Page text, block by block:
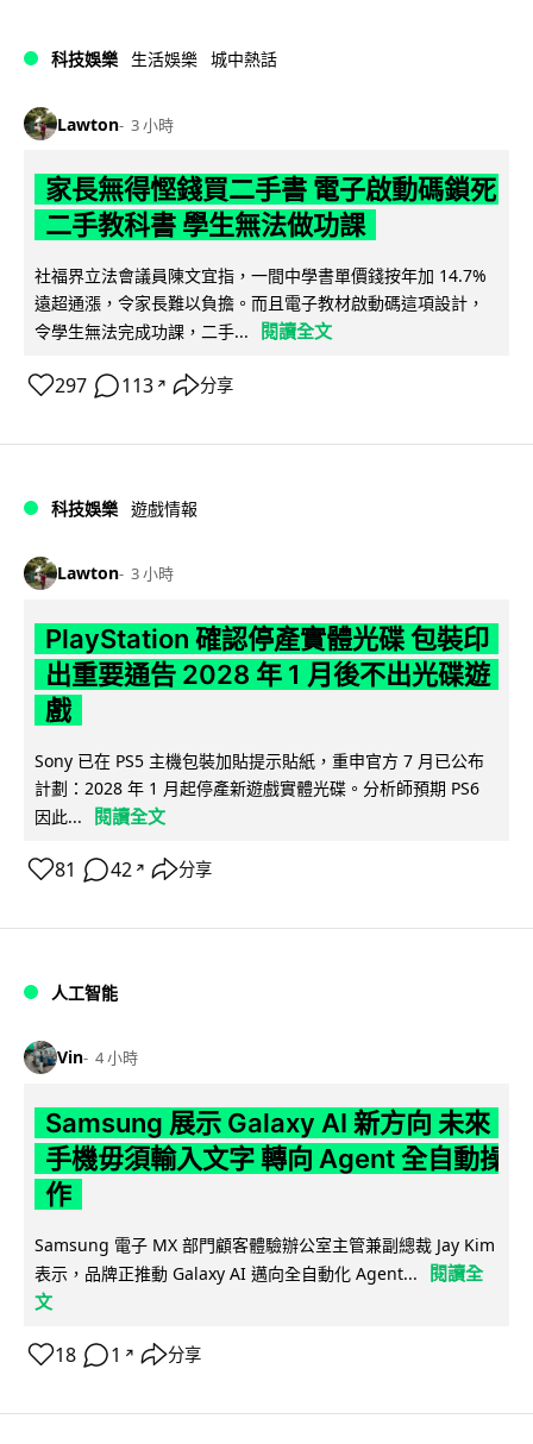
科技娛樂 生活娛樂 城中熱話
Lawton 3 小時
家長無得慳錢買二手書 電子啟動碼鎖死
二手教科書 學生無法做功課
社福界立法會議員陳文宜指，一間中學書單價錢按年加 14.7%
遠超通漲，令家長難以負擔。而且電子教材啟動碼這項設計，
令學生無法完成功課，二手...
閱讀全文
297 113 ↗ 分享
科技娛樂 遊戲情報
Lawton 3 小時
PlayStation 確認停產實體光碟 包裝印
出重要通告 2028 年 1 月後不出光碟遊
戲
Sony 已在 PS5 主機包裝加貼提示貼紙，重申官方 7 月已公布
計劃：2028 年 1 月起停產新遊戲實體光碟。分析師預期 PS6
因此...
閱讀全文
81 42 ↗ 分享
人工智能
Vin 4 小時
Samsung 展示 Galaxy AI 新方向 未來
手機毋須輸入文字 轉向 Agent 全自動操
作
Samsung 電子 MX 部門顧客體驗辦公室主管兼副總裁 Jay Kim
表示，品牌正推動 Galaxy AI 邁向全自動化 Agent...
閱讀全
文
18 1 ↗ 分享